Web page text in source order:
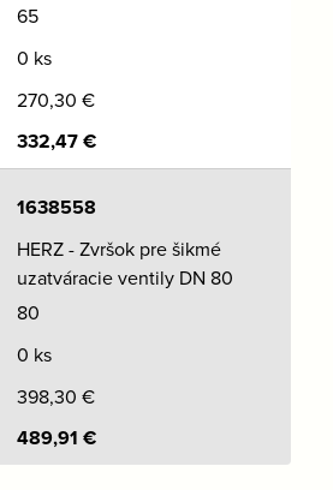
65
0 ks
270,30 €
332,47€
1638558
HERZ - Zvršok pre šikmé
uzatváracie ventily DN 80
80
0 ks
398,30 €
489,91 €